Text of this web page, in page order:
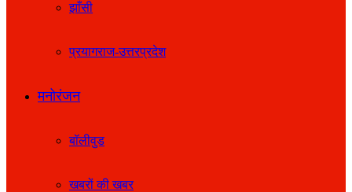
झाँसी
प्रयागराज-उत्तरप्रदेश
मनोरंजन
बॉलीवुड
खबरों की खबर